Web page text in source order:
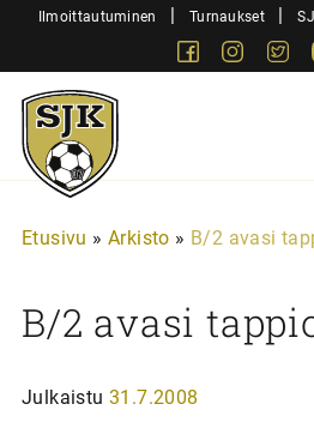
SiirryIlmoittautuminen | Turnaukset |
Facebook
Sjk-
Juniorit
Etusivu » Arkisto » B/2 avasi
B/2 avasi
Julkaistu 31.7.2008